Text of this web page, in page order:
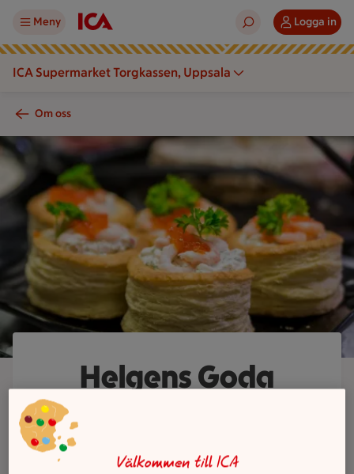
Meny Logga in
ICA Supermarket Torgkassen, Uppsala
Om oss
.
Helgens Goda
delikatesser som vi handplockat
och lagat efter säsong. Boka senast
Välkommen till ICA